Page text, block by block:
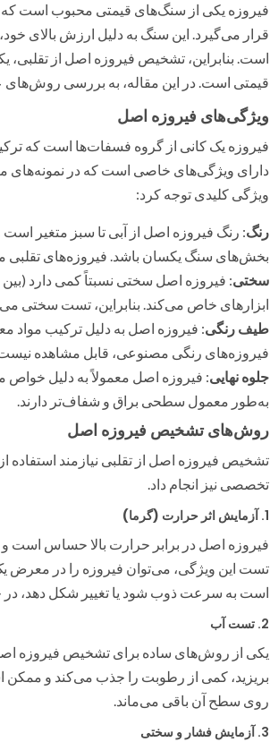
فیروزه یکی از سنگ‌های قیمتی محبوب است که
قرار می‌گیرد. این سنگ به دلیل ارزش بالای
است. بنابراین، تشخیص فیروزه اصل از
قیمتی است. در این مقاله، به بررسی روش‌های
ویژگی‌های فیروزه اصل
فیروزه یک کانی از گروه فسفات‌ها است که
دارای ویژگی‌های خاصی است که در نمونه‌های
ویژگی کلیدی توجه کرد:
رنگ: رنگ فیروزه اصل از آبی تا سبز متغیر
بخش‌های سنگ یکسان باشد. فیروزه‌های تقلبی
سختی
ابزارهای خاص می‌کند. بنابراین، تست سختی
طیف رنگی: فیروزه اصل به دلیل ترکیب مواد
فیروزه‌های رنگی مصنوعی، قابل مشاهده
جلوه نهایی: فیروزه اصل معمولاً به دلیل
به‌طور معمول سطحی براق و شفاف‌تر دارند.
روش‌های تشخیص فیروزه اصل
تشخیص فیروزه اصل از تقلبی نیازمند
تخصصی نیز انجام داد.
1. آزمایش اثر حرارت (گرما)
فیروزه اصل در برابر حرارت بالا حساس است
تست این ویژگی، می‌توان فیروزه را در معرض
است به سرعت ذوب شود یا تغییر شکل دهد، در
2. تست آب
یکی از روش‌های ساده برای تشخیص فیروزه
بریزید، کمی از رطوبت را جذب می‌کند و ممکن
روی سطح آن باقی می‌ماند.
3. آزمایش فشار و سختی